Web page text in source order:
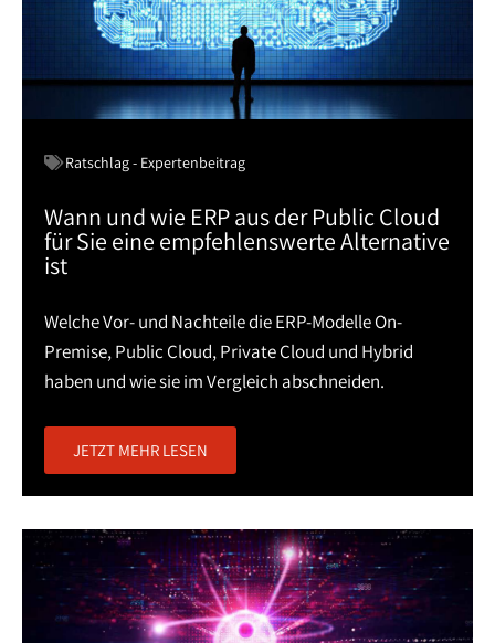
Ratschlag - Expertenbeitrag
Wann und wie ERP aus der Public Cloud
für Sie eine empfehlenswerte Alternative
ist
Welche Vor- und Nachteile die ERP-Modelle On-
Premise, Public Cloud, Private Cloud und Hybrid
haben und wie sie im Vergleich abschneiden.
JETZT MEHR LESEN